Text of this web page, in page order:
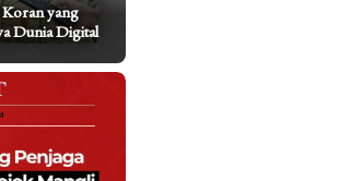
Koran yang
Dunia Digital